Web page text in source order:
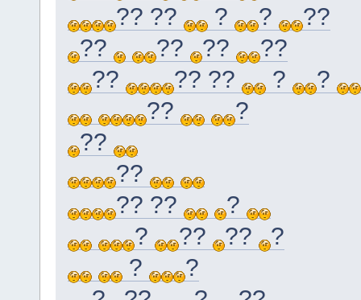
?? ??
? ?
??
??
?? ??
??
??
?? ?? ? ?
??
?
??
??
?? ??
?
?
?? ??
?
?
?